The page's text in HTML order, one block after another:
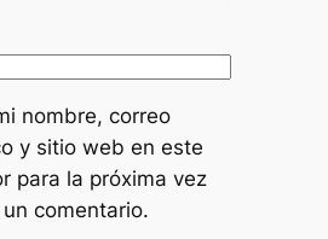
nombre, correo
y sitio web en este
para la próxima vez
comentario.